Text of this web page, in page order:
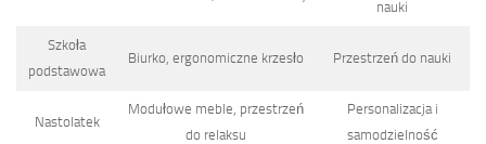
nauki
Szkoła
podstawowa
Biurko, ergonomiczne krzesło Przestrzeń do nauki
Nastolatek
Modułowe meble, przestrzeń
do relaksu
Personalizacja i
samodzielność